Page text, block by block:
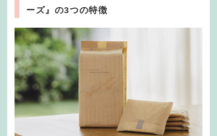
ーズ』の3つの特徴